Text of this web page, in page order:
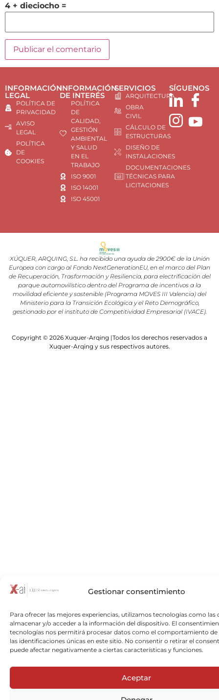
Gestionar consentimiento
Para ofrecer las mejores experiencias, utilizamos tecnologías como las
almacenar y/o acceder a la información del dispositivo. El
tecnologías nos permitirá procesar datos como el comportamiento de
las identificaciones únicas en este sitio. No consentir o retirar el
puede afectar negativamente a ciertas características y funciones.
Aceptar
4 + dieciocho =
INFORMACIÓN
LEGAL
POLÍTICA DE
PRIVACIDAD
AVISO
LEGAL
POLÍTICA
DE
COOKIES
INFORMACIÓN
DE INTERÉS
POLÍTICA
DE
CALIDAD,
GESTIÓN
AMBIENTAL
Y SALUD
EN EL
TRABAJO
ISO 9001
ISO 14001
ISO 45001
SERVICIOS
ARQUITECTURA
OBRA
CIVIL
CÁLCULO DE
ESTRUCTURAS
DISEÑO DE
INSTALACIONES
DOCUMENTACIONES
TÉCNICAS PARA
LICITACIONES
SÍGUENOS
XÚQUER, ARQUING, S.L. ha recibido una ayuda de 2900€ de la Unión
Europea con cargo al Fondo NextGenerationEU, en el marco del Plan
de Recuperación, Trasformación y Resiliencia, para electrificación del
parque automovilístico dentro del Programa de incentivos a la
movilidad eficiente y sostenible (Programa MOVES III Valencia) del
Ministerio para la Transición Ecológica y el Reto Demográfico,
gestionado por el instituto de Competitividad Empresarial (IVACE).
Copyright © 2026 Xuquer-Arqing |Todos los derechos reservados a
Xuquer-Arqing y sus respectivos autores.